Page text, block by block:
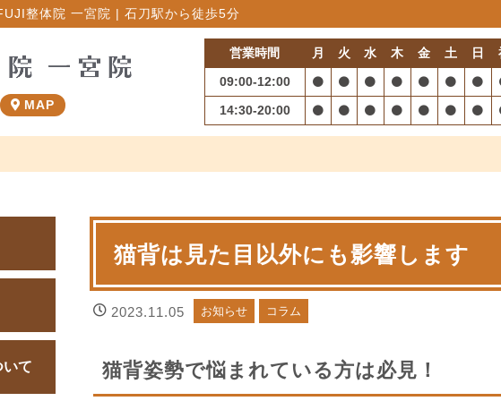
整体院 一宮院 | 石刀駅から徒歩5分
MAP
営業時間 月 火 水 木 金 土 日
09:00-12:00
14:30-20:00
猫背は見た目以外にも影響します
2023.11.05 お知らせ コラム
猫背姿勢で悩まれている方は必見！
いて